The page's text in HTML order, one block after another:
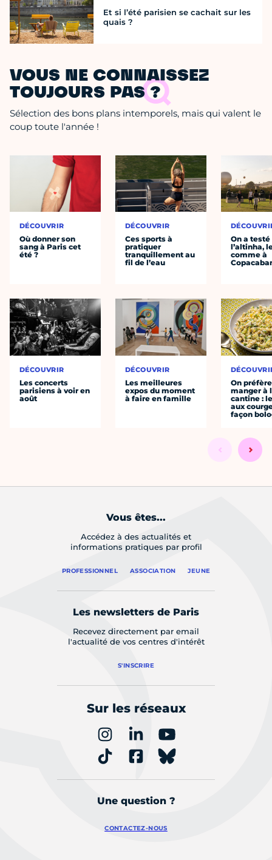
Et si l’été parisien se cachait sur les
quais ?
VOUS NE CONNAISSEZ
TOUJOURS PAS ?
Sélection des bons plans intemporels, mais qui valent le
coup toute l'année !
DÉCOUVRIR
Où donner son
sang à Paris cet
été ?
DÉCOUVRIR
Les concerts
parisiens à voir en
août
DÉCOUVRIR
Ces sports à
pratiquer
tranquillement au
fil de l’eau
DÉCOUVRIR
Les meilleures
expos du moment
à faire en famille
On a testé
l’altinha,
comme à
On préfère
manger à
cantine :
aux
façon
Vous êtes...
Accédez à des actualités et
informations pratiques par profil
PROFESSIONNEL ASSOCIATION JEUNE
Les newsletters de Paris
Recevez directement par email
l'actualité de vos centres d'intérêt
S'INSCRIRE
Sur les réseaux
Une question ?
CONTACTEZ-NOUS